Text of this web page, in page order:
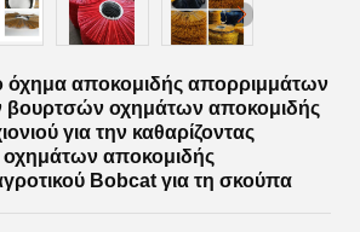
αποκομιδής απορριμμάτων
βουρτσών οχημάτων αποκομιδής
για την καθαρίζοντας
αποκομιδής
Bobcat για τη σκούπα